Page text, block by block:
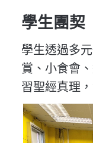
學生團契
學生透過多
賞、小食會
習聖經真理